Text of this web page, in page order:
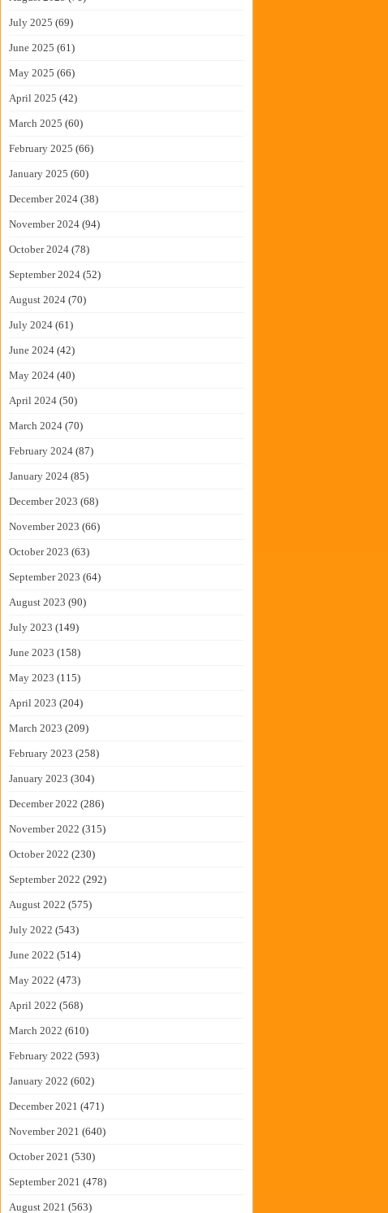
July 2025 (69)
June 2025 (61)
May 2025 (66)
April 2025 (42)
March 2025 (60)
February 2025 (66)
January 2025 (60)
December 2024 (38)
November 2024 (94)
October 2024 (78)
September 2024 (52)
August 2024 (70)
July 2024 (61)
June 2024 (42)
May 2024 (40)
April 2024 (50)
March 2024 (70)
February 2024 (87)
January 2024 (85)
December 2023 (68)
November 2023 (66)
October 2023 (63)
September 2023 (64)
August 2023 (90)
July 2023 (149)
June 2023 (158)
May 2023 (115)
April 2023 (204)
March 2023 (209)
February 2023 (258)
January 2023 (304)
December 2022 (286)
November 2022 (315)
October 2022 (230)
September 2022 (292)
August 2022 (575)
July 2022 (543)
June 2022 (514)
May 2022 (473)
April 2022 (568)
March 2022 (610)
February 2022 (593)
January 2022 (602)
December 2021 (471)
November 2021 (640)
October 2021 (530)
September 2021 (478)
August 2021 (563)